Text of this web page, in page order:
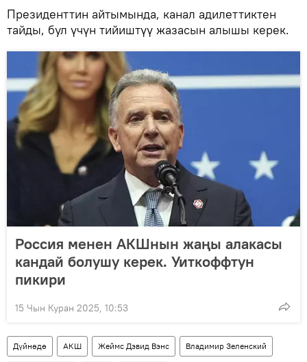
Президенттин айтымында, канал адилеттиктен
тайды, бул үчүн тийиштүү жазасын алышы керек.
Россия менен АКШнын жаңы алакасы
кандай болушу керек. Уиткоффтун
пикири
15 Чын Куран 2025, 10:53
Дүйнөдө АКШ Жеймс Дэвид Вэнс Владимир Зеленский